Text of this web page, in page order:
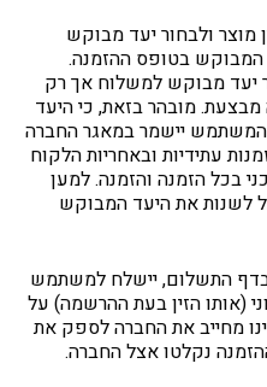
מוצר ולבחור יעד מבוקש
המבוקש בטופס ההזמנה.
יעד מבוקש למשלוח אך רק
מובהר בזאת, כי היעד
המשתמש יישמר במאגר החברה
עתידיות ובאחריות הלקוח
בכל הזמנה והזמנה. למען
לשנות את היעד המבוקש
בדף התשלום, יישלח למשתמש
(אותו הזין בעת ההרשמה) על
מחייב את החברה לספק את
נקלטו אצל החברה.